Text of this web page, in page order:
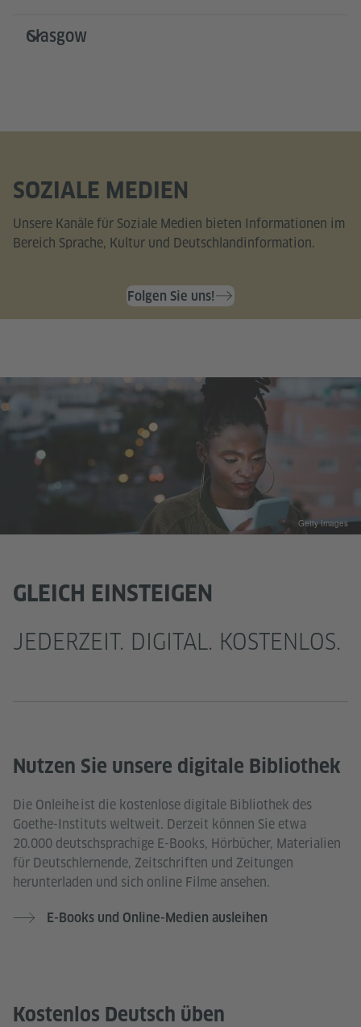
Glasgow
SOZIALE MEDIEN
Unsere Kanäle für Soziale Medien bieten Informationen im
Bereich Sprache, Kultur und Deutschlandinformation.
Folgen Sie uns!
GLEICH EINSTEIGEN
JEDERZEIT. DIGITAL. KOSTENLOS.
Nutzen Sie unsere digitale Bibliothek
Die Onleihe ist die kostenlose digitale Bibliothek des
Goethe-Instituts weltweit. Derzeit können Sie etwa
20.000 deutschsprachige E-Books, Hörbücher, Materialien
für Deutschlernende, Zeitschriften und Zeitungen
herunterladen und sich online Filme ansehen.
E-Books und Online-Medien ausleihen
Kostenlos Deutsch üben
Getty Images